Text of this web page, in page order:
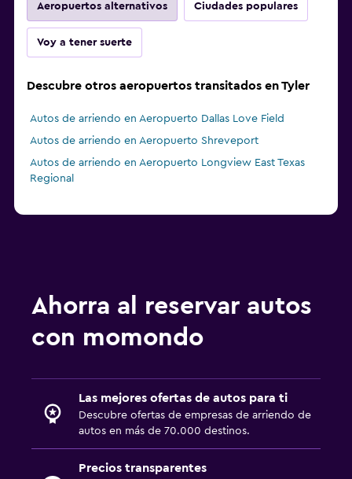
Aeropuertos alternativos Ciudades populares
Voy a tener suerte
Descubre otros aeropuertos transitados en Tyler
Autos de arriendo en Aeropuerto Dallas Love Field
Autos de arriendo en Aeropuerto Shreveport
Autos de arriendo en Aeropuerto Longview East Texas
Regional
Ahorra al reservar autos
con momondo
Las mejores ofertas de autos para ti
Descubre ofertas de empresas de arriendo de
autos en más de 70.000 destinos.
Precios transparentes